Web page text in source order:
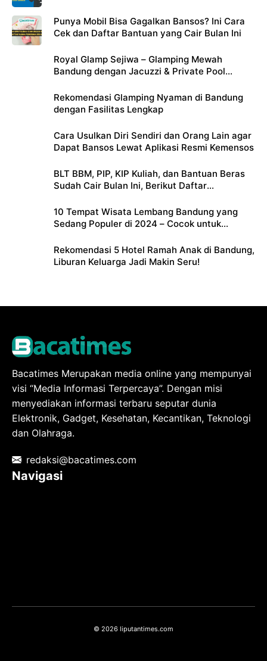
Punya Mobil Bisa Gagalkan Bansos? Ini Cara
Cek dan Daftar Bantuan yang Cair Bulan Ini
Royal Glamp Sejiwa – Glamping Mewah
Bandung dengan Jacuzzi & Private Pool
Rekomendasi Glamping Nyaman di Bandung
dengan Fasilitas Lengkap
Cara Usulkan Diri Sendiri dan Orang Lain agar
Dapat Bansos Lewat Aplikasi Resmi Kemensos
BLT BBM, PIP, KIP Kuliah, dan Bantuan Beras
Sudah Cair Bulan Ini, Berikut Daftar
10 Tempat Wisata Lembang Bandung yang
Sedang Populer di 2024 – Cocok untuk
Rekomendasi 5 Hotel Ramah Anak di Bandung,
Liburan Keluarga Jadi Makin Seru!
Bacatimes Merupakan media online yang mempunyai
visi “Media Informasi Terpercaya”. Dengan misi
menyediakan informasi terbaru seputar dunia
Elektronik, Gadget, Kesehatan, Kecantikan, Teknologi
dan Olahraga.
redaksi@bacatimes.com
Navigasi
© 2026 liputantimes.com